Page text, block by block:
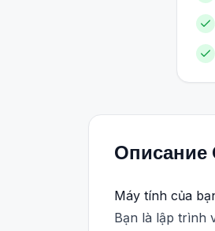
Описание
Máy tính của
Bạn là lập trình